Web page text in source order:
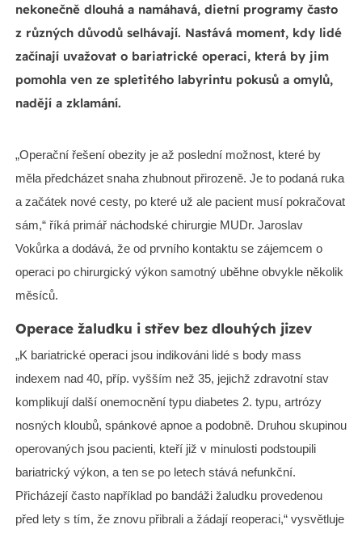
nekonečně dlouhá a namáhavá, dietní programy často
z různých důvodů selhávají. Nastává moment, kdy lidé
začínají uvažovat o bariatrické operaci, která by jim
pomohla ven ze spletitého labyrintu pokusů a omylů,
nadějí a zklamání.
„Operační řešení obezity je až poslední možnost, které by
měla předcházet snaha zhubnout přirozeně. Je to podaná ruka
a začátek nové cesty, po které už ale pacient musí pokračovat
sám,“ říká primář náchodské chirurgie MUDr. Jaroslav
Vokůrka a dodává, že od prvního kontaktu se zájemcem o
operaci po chirurgický výkon samotný uběhne obvykle několik
měsíců.
Operace žaludku i střev bez dlouhých jizev
„K bariatrické operaci jsou indikováni lidé s body mass
indexem nad 40, příp. vyšším než 35, jejichž zdravotní stav
komplikují další onemocnění typu diabetes 2. typu, artrózy
nosných kloubů, spánkové apnoe a podobně. Druhou skupinou
operovaných jsou pacienti, kteří již v minulosti podstoupili
bariatrický výkon, a ten se po letech stává nefunkční.
Přicházejí často například po bandáži žaludku provedenou
před lety s tím, že znovu přibrali a žádají reoperaci,“ vysvětluje